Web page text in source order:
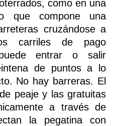
como en una
que compone una
cruzándose a
carriles de pago
entrar o salir
de puntos a lo
No hay barreras. El
peaje y las gratuitas
a través de
la pegatina con